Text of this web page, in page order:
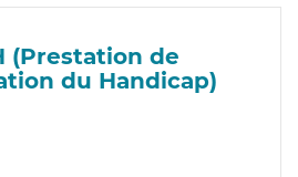
(Prestation de
du Handicap)